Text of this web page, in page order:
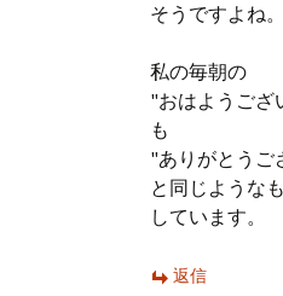
そうですよね。
私の毎朝の
"おはようござ
も
"ありがとうご
と同じような
しています。
返信